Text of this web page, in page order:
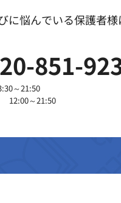
に悩んでいる保護者様
851-
～21:50
12:00～21:50